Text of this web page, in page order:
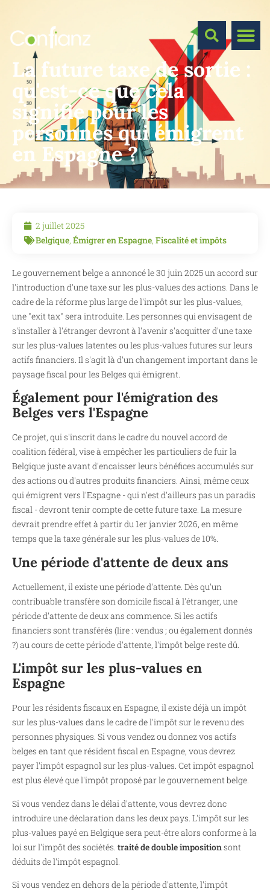
La future taxe de sortie :
qu'est-ce que cela
signifie pour les
personnes qui émigrent
en Espagne ?
2 juillet 2025
Belgique, Émigrer en Espagne, Fiscalité et impôts
Le gouvernement belge a annoncé le 30 juin 2025 un accord sur
l'introduction d'une taxe sur les plus-values des actions. Dans le
cadre de la réforme plus large de l'impôt sur les plus-values,
une "exit tax" sera introduite. Les personnes qui envisagent de
s'installer à l'étranger devront à l'avenir s'acquitter d'une taxe
sur les plus-values latentes ou les plus-values futures sur leurs
actifs financiers. Il s'agit là d'un changement important dans le
paysage fiscal pour les Belges qui émigrent.
Également pour l'émigration des
Belges vers l'Espagne
Ce projet, qui s'inscrit dans le cadre du nouvel accord de
coalition fédéral, vise à empêcher les particuliers de fuir la
Belgique juste avant d'encaisser leurs bénéfices accumulés sur
des actions ou d'autres produits financiers. Ainsi, même ceux
qui émigrent vers l'Espagne - qui n'est d'ailleurs pas un paradis
fiscal - devront tenir compte de cette future taxe. La mesure
devrait prendre effet à partir du 1er janvier 2026, en même
temps que la taxe générale sur les plus-values de 10%.
Une période d'attente de deux ans
Actuellement, il existe une période d'attente. Dès qu'un
contribuable transfère son domicile fiscal à l'étranger, une
période d'attente de deux ans commence. Si les actifs
financiers sont transférés (lire : vendus ; ou également donnés
?) au cours de cette période d'attente, l'impôt belge reste dû.
L'impôt sur les plus-values en
Espagne
Pour les résidents fiscaux en Espagne, il existe déjà un impôt
sur les plus-values dans le cadre de l'impôt sur le revenu des
personnes physiques. Si vous vendez ou donnez vos actifs
belges en tant que résident fiscal en Espagne, vous devrez
payer l'impôt espagnol sur les plus-values. Cet impôt espagnol
est plus élevé que l'impôt proposé par le gouvernement belge.
Si vous vendez dans le délai d'attente, vous devrez donc
introduire une déclaration dans les deux pays. L'impôt sur les
plus-values payé en Belgique sera peut-être alors conforme à la
loi sur l'impôt des sociétés. traité de double imposition sont
déduits de l'impôt espagnol.
Si vous vendez en dehors de la période d'attente, l'impôt